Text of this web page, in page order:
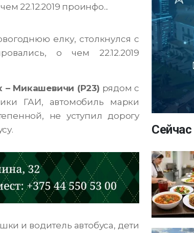
22.12.2019 проинфо...
елку, столкнулся с
о чем 22.12.2019
– Микашевичи (Р23) рядом с
ГАИ, автомобиль марки
не уступил дорогу
и водитель автобуса, дети